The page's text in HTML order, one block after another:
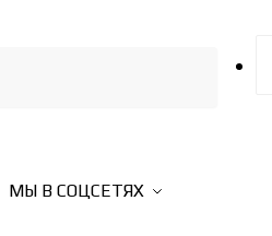
МЫ В СОЦСЕТЯХ